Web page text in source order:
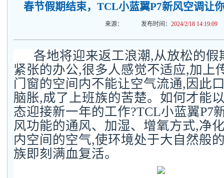
春节假期结束，TCL小蓝翼P7新风空调让
来源： 发布时间： 2024/2/18 14:19:09
各地将迎来返工浪潮,从放松的假
紧张的办公,很多人感觉不适应,加上
门窗的空间内不能让空气流通,因此
脑胀,成了上班族的苦楚。如何才能
态迎接新一年的工作?TCL小蓝翼P7
风功能的通风、加湿、增氧方式,净
内空间的空气,使环境处于大自然般
族即刻满血复活。